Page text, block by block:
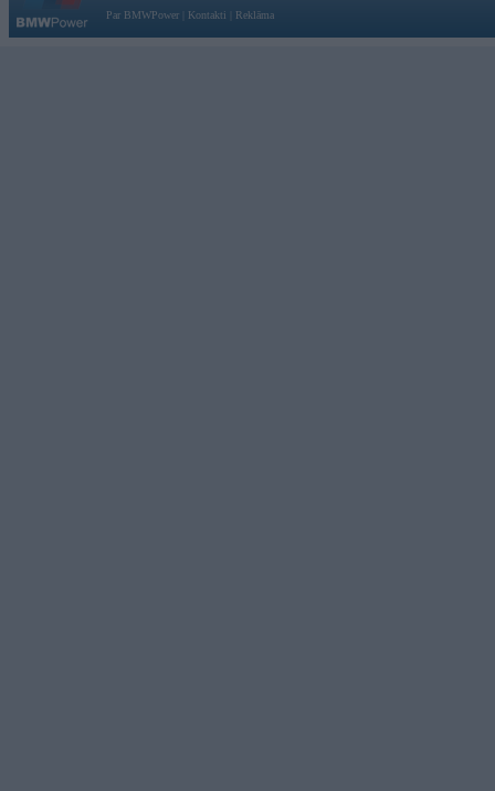
Par BMWPower
Kontakti Reklāma